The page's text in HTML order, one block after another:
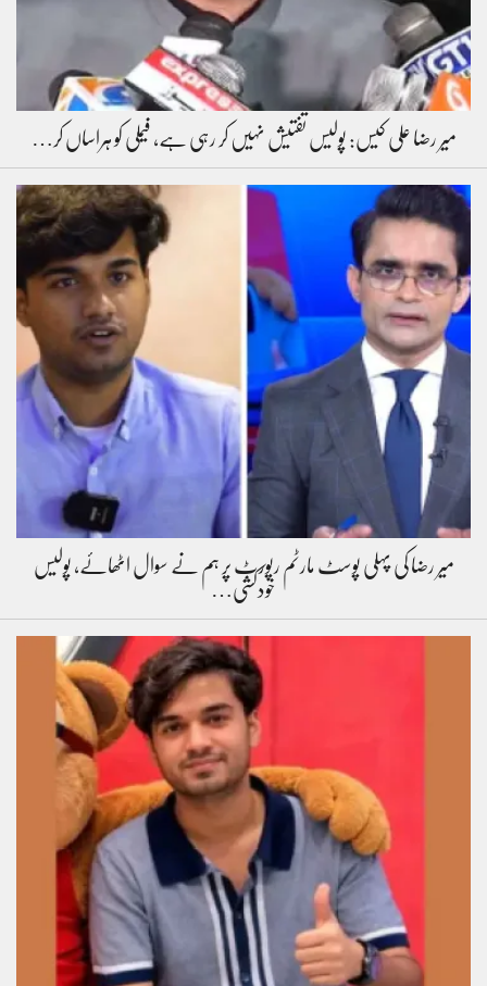
میر رضا علی کیس: پولیس تفتیش نہیں کر رہی ہے، فیملی کو ہراساں کر…
میر رضا کی پہلی پوسٹ مارٹم رپورٹ پر ہم نے سوال اٹھائے، پولیس
خودکشی…